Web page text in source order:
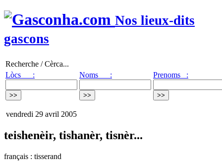
Nos lieux-dits
gascons
Recherche / Cèrca...
Lòcs :
Noms : Prenoms :
vendredi 29 avril 2005
teishenèir, tishanèr, tisnèr...
français : tisserand